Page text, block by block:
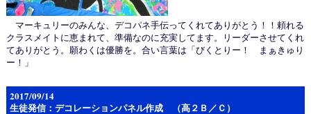
マーキュリーのみんな、デコパネ手伝ってくれてありがとう！！頼れる
クラスメイトに恵まれて、準備なのに充実してます。リーダーさせてくれ
てありがとう。願わくは優勝を。合い言葉は「びくとりー！ まぁきゅり
ー！」
2017/09/14
生徒発信：デコレーションパネル作成 （高２Ｂ／Ｃ）